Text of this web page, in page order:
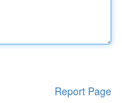
Report Page